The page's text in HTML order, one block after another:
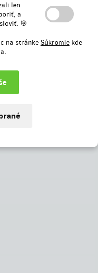
len
a
🎯
na stránke Súkromie kde